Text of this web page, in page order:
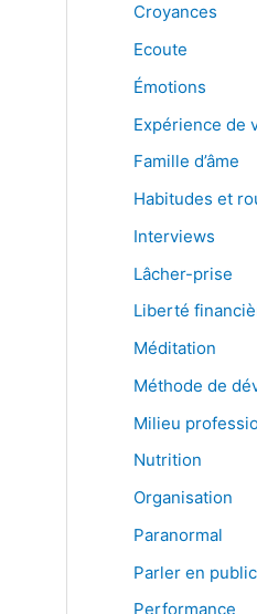
Croyances
Ecoute
Émotions
Expérience de
Famille d’âme
Habitudes et
Interviews
Lâcher-prise
Liberté
Méditation
Méthode de
Milieu
Nutrition
Organisation
Paranormal
Parler en public
Performance